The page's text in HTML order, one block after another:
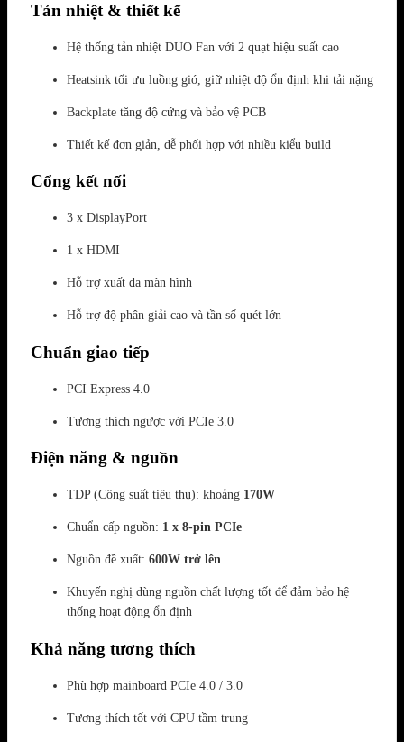
Tản nhiệt & thiết kế
Hệ thống tản nhiệt DUO Fan với 2 quạt hiệu suất cao
Heatsink tối ưu luồng gió, giữ nhiệt độ ổn định khi tải nặng
Backplate tăng độ cứng và bảo vệ PCB
Thiết kế đơn giản, dễ phối hợp với nhiều kiểu build
Cổng kết nối
3 x DisplayPort
1 x HDMI
Hỗ trợ xuất đa màn hình
Hỗ trợ độ phân giải cao và tần số quét lớn
Chuẩn giao tiếp
PCI Express 4.0
Tương thích ngược với PCIe 3.0
Điện năng & nguồn
TDP (Công suất tiêu thụ): khoảng 170W
Chuẩn cấp nguồn: 1 x 8-pin PCIe
Nguồn đề xuất: 600W trở lên
Khuyến nghị dùng nguồn chất lượng tốt để đảm bảo hệ
thống hoạt động ổn định
Khả năng tương thích
Phù hợp mainboard PCIe 4.0 / 3.0
Tương thích tốt với CPU tầm trung